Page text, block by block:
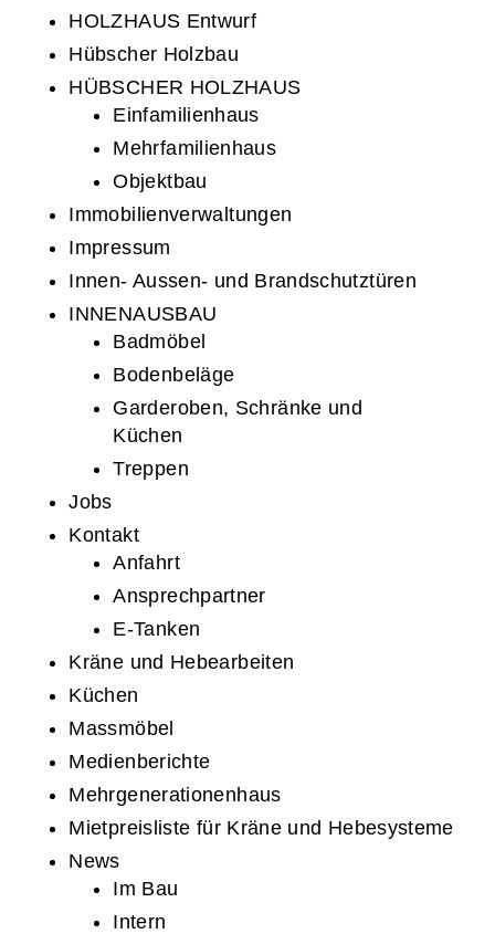
HOLZHAUS Entwurf
Hübscher Holzbau
HÜBSCHER HOLZHAUS
Einfamilienhaus
Mehrfamilienhaus
Objektbau
Immobilienverwaltungen
Impressum
Innen- Aussen- und Brandschutztüren
INNENAUSBAU
Badmöbel
Bodenbeläge
Garderoben, Schränke und
Küchen
Treppen
Jobs
Kontakt
Anfahrt
Ansprechpartner
E-Tanken
Kräne und Hebearbeiten
Küchen
Massmöbel
Medienberichte
Mehrgenerationenhaus
Mietpreisliste für Kräne und Hebesysteme
News
Im Bau
Intern